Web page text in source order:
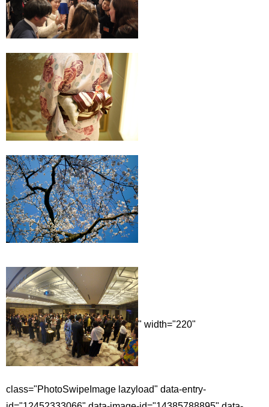
" width="220"
class="PhotoSwipeImage lazyload" data-entry-